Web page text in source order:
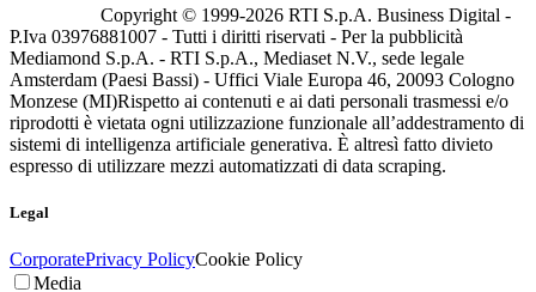
Copyright © 1999-2026 RTI S.p.A. Business Digital -
P.Iva 03976881007 - Tutti i diritti riservati - Per la pubblicità
Mediamond S.p.A. - RTI S.p.A., Mediaset N.V., sede legale
Amsterdam (Paesi Bassi) - Uffici Viale Europa 46, 20093 Cologno
Monzese (MI)Rispetto ai contenuti e ai dati personali trasmessi e/o
riprodotti è vietata ogni utilizzazione funzionale all’addestramento di
sistemi di intelligenza artificiale generativa. È altresì fatto divieto
espresso di utilizzare mezzi automatizzati di data scraping.
Legal
CorporatePrivacy PolicyCookie Policy
Media